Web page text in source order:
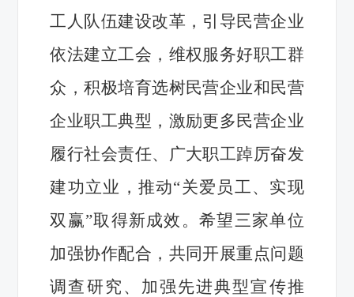
工人队伍建设改革，引导民营企业
依法建立工会，维权服务好职工群
众，积极培育选树民营企业和民营
企业职工典型，激励更多民营企业
履行社会责任、广大职工踔厉奋发
建功立业，推动“关爱员工、实现
双赢”取得新成效。希望三家单位
加强协作配合，共同开展重点问题
调查研究、加强先进典型宣传推